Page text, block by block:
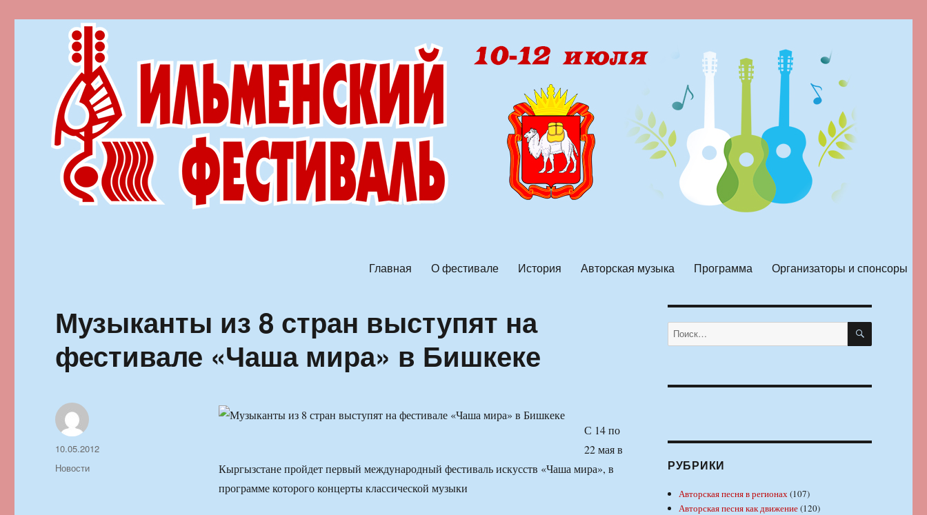
Главная О фестивале История Авторская музыка Программа Организаторы и спонсоры
Музыканты из 8 стран выступят на
фестивале «Чаша мира» в Бишкеке
С 14 по
22 мая в
Кыргызстане пройдет первый международный фестиваль искусств «Чаша мира», в
программе которого концерты классической музыки
Автор
Опубликовано
10.05.2012
Рубрики
Новости
Искать: ПОИСК
РУБРИКИ
Авторская песня в регионах(107)
Авторская песня как движение(120)